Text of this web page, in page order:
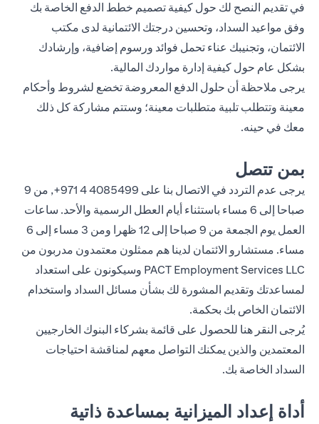
في تقديم النصح لك حول كيفية تصميم خطط الدفع الخاصة بك
وفق مواعيد السداد، وتحسين درجتك الائتمانية لدى مكتب
الائتمان، وتجنيبك عناء تحمل فوائد ورسوم إضافية، وإرشادك
بشكل عام حول كيفية إدارة مواردك المالية.
يرجى ملاحظة أن حلول الدفع المعروضة تخضع لشروط وأحكام
معينة وتتطلب تلبية متطلبات معينة؛ وستتم مشاركة كل ذلك
معك في حينه.
بمن تتصل
يرجى عدم التردد في الاتصال بنا على 4085499 4 971+
, من 9
صباحا إلى 6 مساء باستثناء أيام العطل الرسمية والأحد. ساعات
العمل يوم الجمعة من 9 صباحا إلى 12 ظهرا ومن 3 مساء إلى 6
مساء. مستشارو الائتمان لدينا هم ممثلون معتمدون مدربون من
PACT Employment Services LLC وسيكونون على استعداد
لمساعدتك وتقديم المشورة لك بشأن مسائل السداد واستخدام
الائتمان الخاص بك بحكمة.
يُرجى النقر هنا للحصول على قائمة بشركاء البنوك الخارجيين
المعتمدين والذين يمكنك التواصل معهم لمناقشة احتياجات
السداد الخاصة بك.
أداة إعداد الميزانية بمساعدة ذاتية